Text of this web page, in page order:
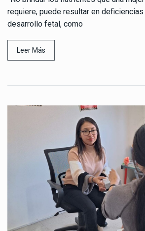
requiere, puede resultar en
desarrollo fetal, como
Leer Más